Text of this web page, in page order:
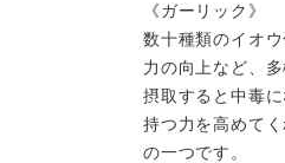
《ガーリック》
数十種類のイオ
力の向上など、
摂取すると中毒
持つ力を高めて
の一つです。